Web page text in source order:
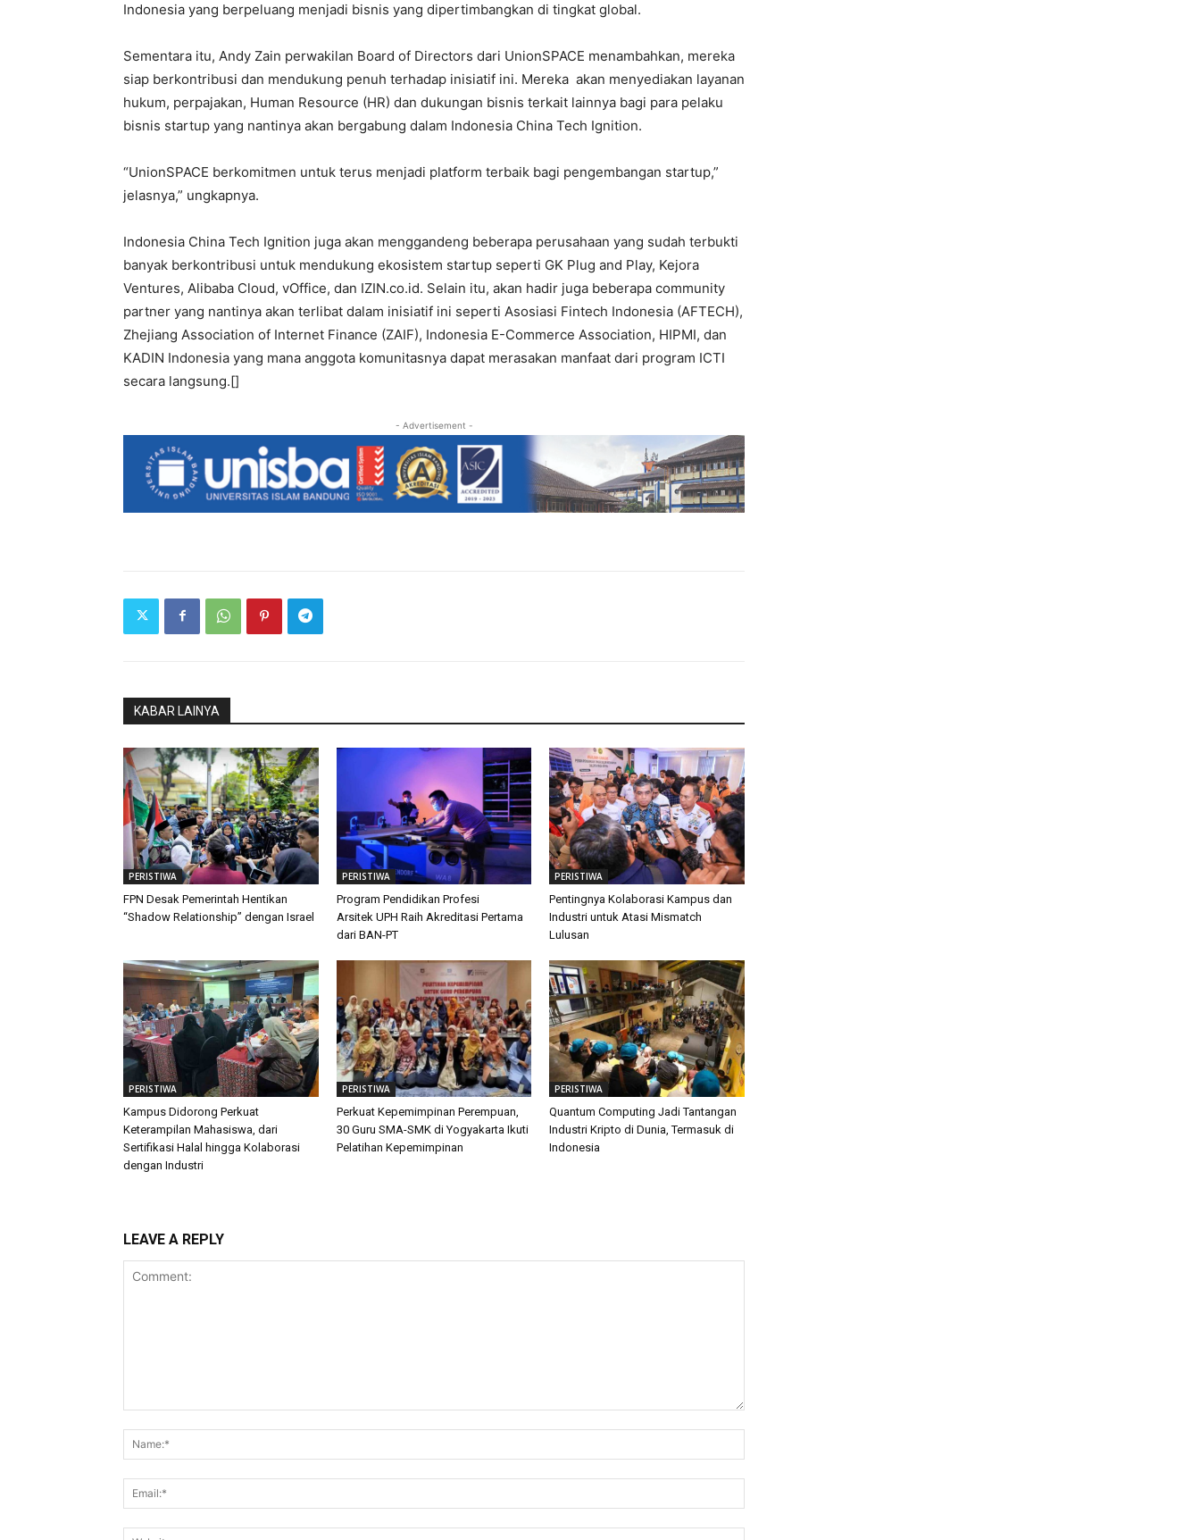
Indonesia yang berpeluang menjadi bisnis yang dipertimbangkan di tingkat global.
Sementara itu, Andy Zain perwakilan Board of Directors dari UnionSPACE menambahkan, mereka
siap berkontribusi dan mendukung penuh terhadap inisiatif ini. Mereka akan menyediakan layanan
hukum, perpajakan, Human Resource (HR) dan dukungan bisnis terkait lainnya bagi para pelaku
bisnis startup yang nantinya akan bergabung dalam Indonesia China Tech Ignition.
“UnionSPACE berkomitmen untuk terus menjadi platform terbaik bagi pengembangan startup,”
jelasnya,” ungkapnya.
Indonesia China Tech Ignition juga akan menggandeng beberapa perusahaan yang sudah terbukti
banyak berkontribusi untuk mendukung ekosistem startup seperti GK Plug and Play, Kejora
Ventures, Alibaba Cloud, vOffice, dan IZIN.co.id. Selain itu, akan hadir juga beberapa community
partner yang nantinya akan terlibat dalam inisiatif ini seperti Asosiasi Fintech Indonesia (AFTECH),
Zhejiang Association of Internet Finance (ZAIF), Indonesia E-Commerce Association, HIPMI, dan
KADIN Indonesia yang mana anggota komunitasnya dapat merasakan manfaat dari program ICTI
secara langsung.[]
- Advertisement -
KABAR LAINYA
PERISTIWA
FPN Desak Pemerintah Hentikan
“Shadow Relationship” dengan Israel
PERISTIWA
Program Pendidikan Profesi
Arsitek UPH Raih Akreditasi Pertama
dari BAN-PT
PERISTIWA
Pentingnya Kolaborasi Kampus dan
Industri untuk Atasi Mismatch
Lulusan
PERISTIWA
Kampus Didorong Perkuat
Keterampilan Mahasiswa, dari
Sertifikasi Halal hingga Kolaborasi
dengan Industri
PERISTIWA
Perkuat Kepemimpinan Perempuan,
30 Guru SMA-SMK di Yogyakarta Ikuti
Pelatihan Kepemimpinan
PERISTIWA
Quantum Computing Jadi Tantangan
Industri Kripto di Dunia, Termasuk di
Indonesia
LEAVE A REPLY